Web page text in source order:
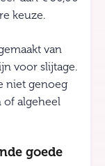
keuze.
van
voor slijtage.
niet genoeg
of algeheel
goede